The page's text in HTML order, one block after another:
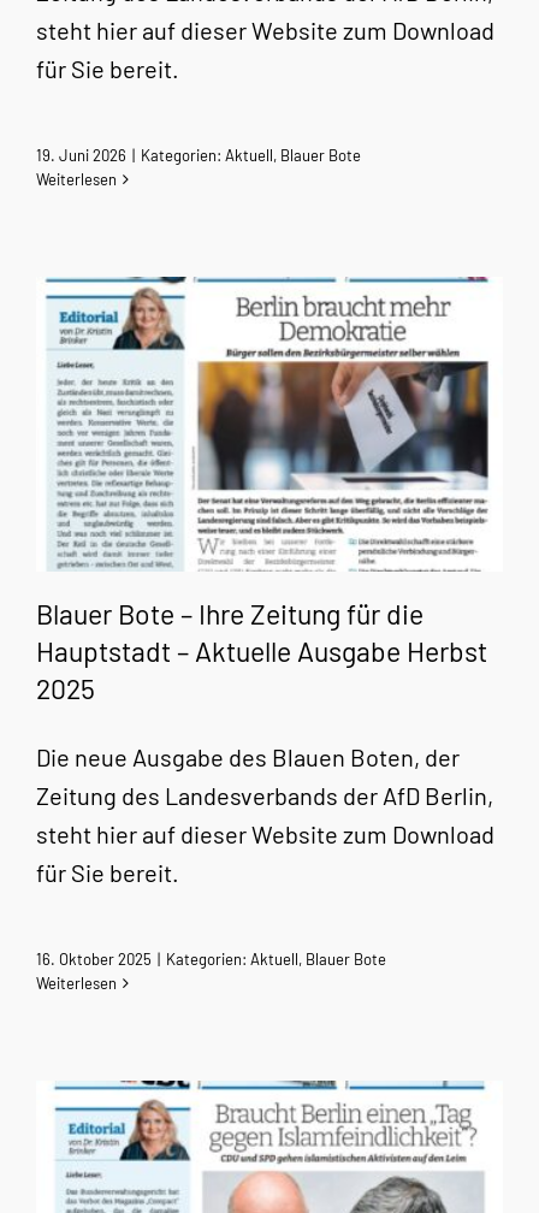
steht hier auf dieser Website zum Download
für Sie bereit.
19. Juni 2026 | Kategorien: Aktuell, Blauer Bote
Weiterlesen
Blauer Bote – Ihre Zeitung für die
Hauptstadt – Aktuelle Ausgabe Herbst
2025
Die neue Ausgabe des Blauen Boten, der
Zeitung des Landesverbands der AfD Berlin,
steht hier auf dieser Website zum Download
für Sie bereit.
16. Oktober 2025 | Kategorien: Aktuell, Blauer Bote
Weiterlesen